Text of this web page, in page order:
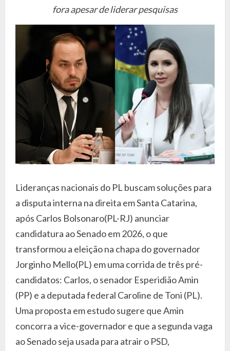
fora apesar de liderar pesquisas
Lideranças nacionais do PL buscam soluções para
a disputa interna na direita em Santa Catarina,
após Carlos Bolsonaro(PL-RJ) anunciar
candidatura ao Senado em 2026, o que
transformou a eleição na chapa do governador
Jorginho Mello(PL) em uma corrida de três pré-
candidatos: Carlos, o senador Esperidião Amin
(PP) e a deputada federal Caroline de Toni (PL).
Uma proposta em estudo sugere que Amin
concorra a vice-governador e que a segunda vaga
ao Senado seja usada para atrair o PSD,